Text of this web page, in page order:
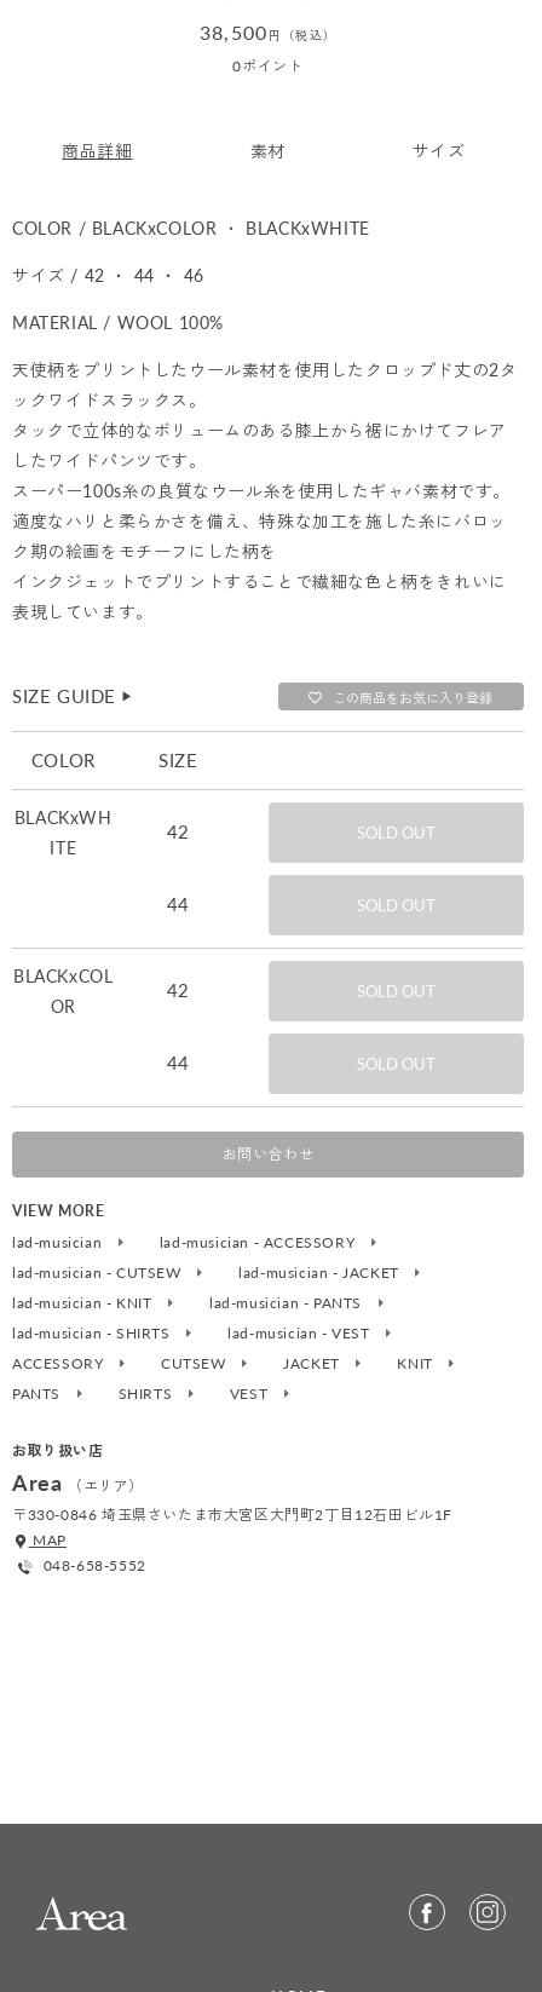
通
38,500 円（税込）
0ポイント
商品詳細 素材 サイズ
COLOR / BLACKxCOLOR ・ BLACKxWHITE
サイズ / 42 ・ 44 ・ 46
MATERIAL / WOOL 100%
天使柄をプリントしたウール素材を使用したクロップド丈の2タ
ックワイドスラックス。
タックで立体的なボリュームのある膝上から裾にかけてフレア
したワイドパンツです。
スーパー100s糸の良質なウール糸を使用したギャバ素材です。
適度なハリと柔らかさを備え、特殊な加工を施した糸にバロッ
ク期の絵画をモチーフにした柄を
インクジェットでプリントすることで繊細な色と柄をきれいに
表現しています。
SIZE GUIDE ▶︎ この商品をお気に入り登録
COLOR SIZE
BLACKxWH
ITE
42 SOLD OUT
44 SOLD OUT
BLACKxCOL
OR
42 SOLD OUT
44 SOLD OUT
お問い合わせ
VIEW MORE
lad-musician
lad-musician - ACCESSORY
lad-musician - CUTSEW
lad-musician - JACKET
lad-musician - KNIT
lad-musician - PANTS
lad-musician - SHIRTS
lad-musician - VEST
ACCESSORY
CUTSEW JACKET
KNIT
PANTS
SHIRTS VEST
お取り扱い店
Area
（エリア）
〒330-0846 埼玉県さいたま市大宮区大門町2丁目12石田ビル1F
MAP
048-658-5552